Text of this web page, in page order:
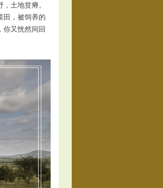
土地贫瘠。
田，被饲养的
你又恍然间回